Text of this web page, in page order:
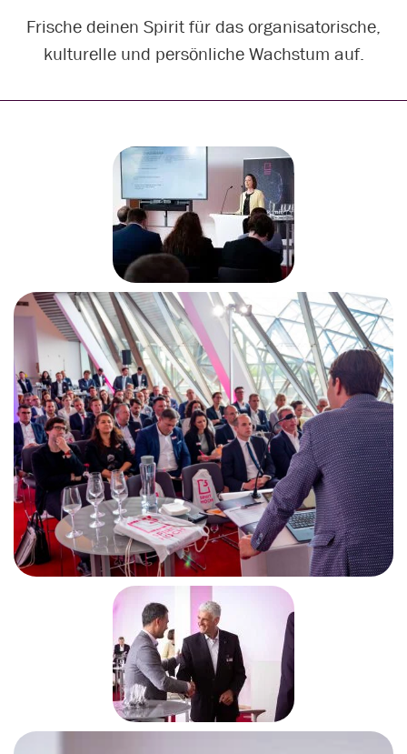
Frische deinen Spirit für das organisatorische,
kulturelle und persönliche Wachstum auf.